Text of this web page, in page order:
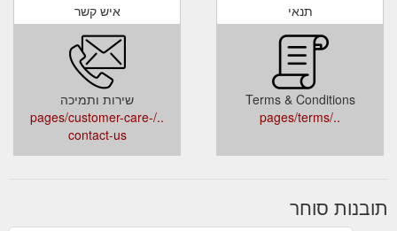
איש קשר
שירות ותמיכה
../pages/customer-care-
contact-us
תנאי
Terms & Conditions
../pages/terms
תובנות סוחר